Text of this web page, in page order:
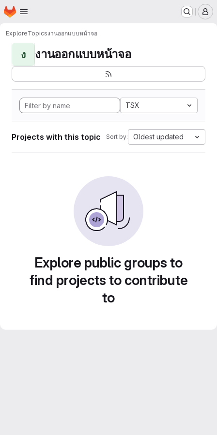
Skip to main content
Homepage
ExploreTopicsงานออกแบบหน้าจอ
ง งานออกแบบหน้าจอ
TSX
Projects with this topic Sort by: Oldest updated
Explore public groups to
find projects to contribute
to